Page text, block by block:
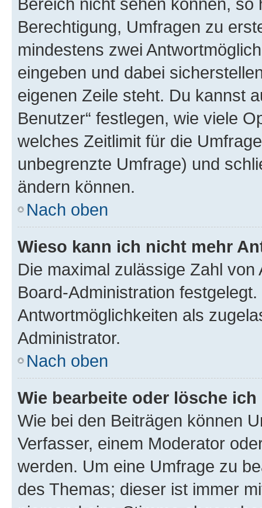
Berechtigung, Umfragen zu
mindestens zwei
eingeben und dabei
eigenen Zeile steht. Du kannst
Benutzer“ festlegen, wie viele
welches Zeitlimit für die
unbegrenzte Umfrage) und
ändern können.
Nach oben
Wieso kann ich nicht mehr
Die maximal zulässige Zahl
Board-Administration
Antwortmöglichkeiten als
Administrator.
Nach oben
Wie bearbeite oder lösche
Wie bei den Beiträgen können
Verfasser, einem Moderator
werden. Um eine Umfrage zu
des Themas; dieser ist immer